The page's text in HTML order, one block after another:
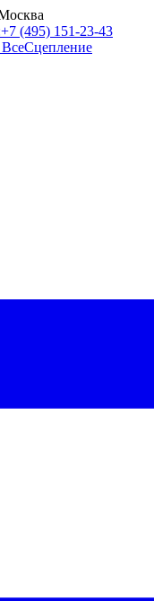
+7 (495) 151-23-43
ВсеСцепление